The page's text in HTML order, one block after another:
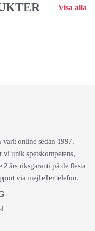
Visa alla
online sedan 1997.
vi unik spetskompetens,
års riksgaranti på de flesta
via mejl eller telefon.